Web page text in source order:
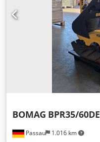
Passau 1.016 km
BOMAG BPR35/60DE